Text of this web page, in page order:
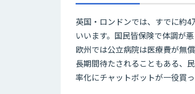
英国・ロンドンでは、すでに約
いいます。国民皆保険で体調が
欧州では公立病院は医療費が無
長期間待たされることもある、
率化にチャットボットが一役買